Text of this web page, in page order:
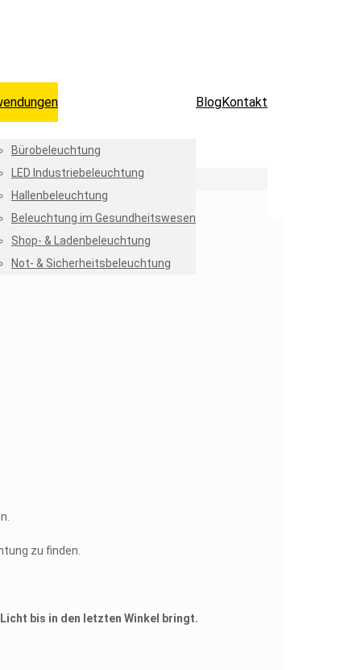
Bürobeleuchtung
LED Industriebeleuchtung
Hallenbeleuchtung
Beleuchtung im Gesundheitswesen
Shop- & Ladenbeleuchtung
Not- & Sicherheitsbeleuchtung
BlogKontakt
zu finden.
bis in den letzten Winkel bringt.